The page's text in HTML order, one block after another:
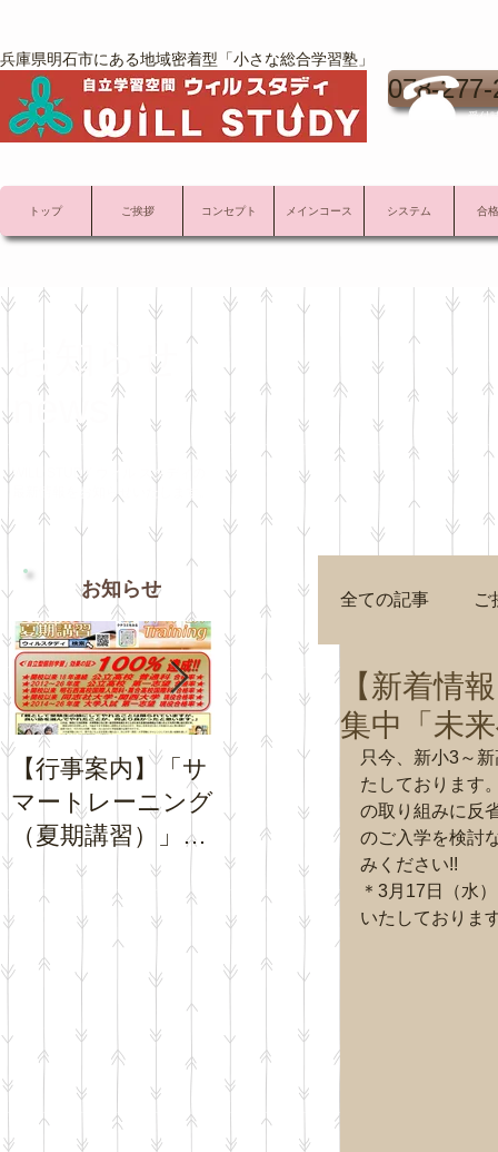
兵庫県明石市にある地域密着型「小さな総合学習塾」
078-
受付
トップ ご挨拶 コンセプト メインコース システム 合
お知らせ
news
WILL STUDY ウィル スタディの
最新情報をお知らせいたします。
お知らせ
【行事案内】「サ
マートレーニング
（夏期講習）」の
お申込受付を開始
いたします。
【お知らせ】夏休
み期間中の「通常
トレーニング」の
日程について
【お
プロ
チコ
さい。
全ての記事 ご
【新着情
集中「未
只今、新小3～
たしております
の取り組みに反
のご入学を検討
みください!!
＊3月17日（水
いたしておりま